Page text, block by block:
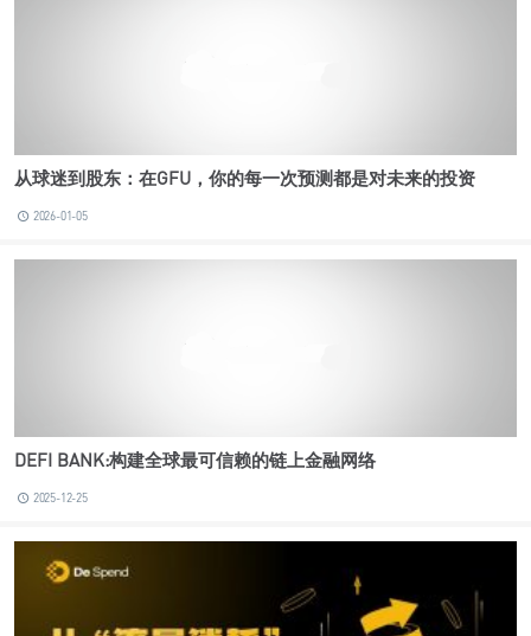
从球迷到股东：在GFU，你的每一次预测都是对未来的投资
2026-01-05
DEFI BANK:构建全球最可信赖的链上金融网络
2025-12-25